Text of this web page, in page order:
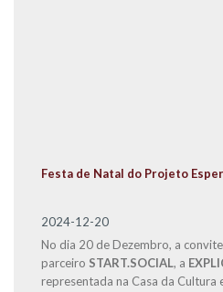
Festa de Natal do Projeto
2024-12-20
No dia 20 de Dezembro, a
parceiro START.SOCIAL, a
representada na Casa da Cultura